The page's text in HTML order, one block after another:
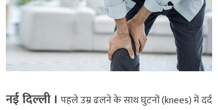
नई दिल्‍ली । पहले उम्र ढलने के साथ घुटनों (knees) में दर्द